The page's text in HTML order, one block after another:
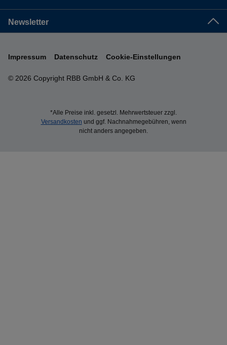
Newsletter
© 2026 Copyright RBB GmbH & Co. KG
Impressum Datenschutz Cookie-Einstellungen
*Alle Preise inkl. gesetzl. Mehrwertsteuer zzgl.
Versandkosten und ggf. Nachnahmegebühren, wenn
nicht anders angegeben.